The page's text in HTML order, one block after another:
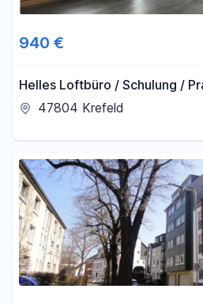
940 €
Helles Loftbüro / Schulung /
47804 Krefeld